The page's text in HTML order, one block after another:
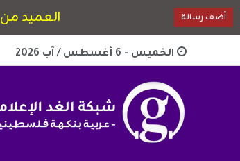
الخميس - 6 أغسطس / آب 2026